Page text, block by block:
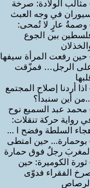
مثالب الولادة: صرخة
في وجه العبث
وصمةُ عارٍ لا تُمحى:
بين الجوع
حين رفعت المرأة سيفها
الرجل… فمزّقت
اذا أردنا إصلاح المجتمع
أين سنبدأ؟
محمد عبد السميع نوح
رواية حركة تنقلات:
السلطة وفضح ا ...
بوحمارة... حين امتطى
رجلٌ فوق حمارة
ثورة الكوميرة: حين
الفقراء فدوّى